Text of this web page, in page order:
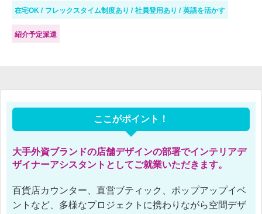
在宅OK フレックスタイム制度あり 社員登用あり 英語を活かす
紹介予定派遣
ここがポイント！
大手外資ブランドの店舗デザインの部署でインテリアデ
ザイナーアシスタントとしてご就業いただきます。
百貨店カウンター、直営ブティック、ポップアップイベ
ントなど、多様なプロジェクトに携わりながら空間デザ